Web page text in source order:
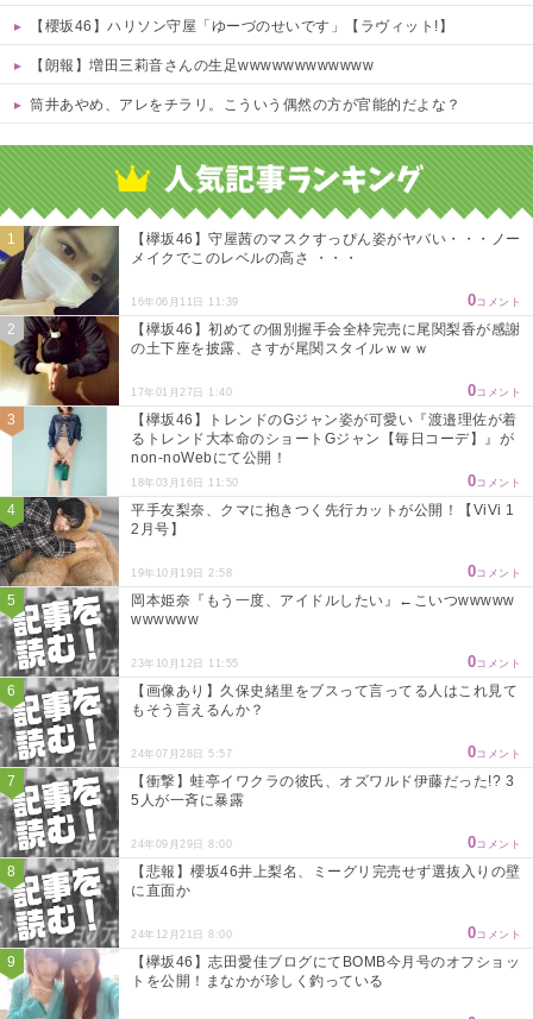
【櫻坂46】ハリソン守屋「ゆーづのせいです」【ラヴィット!】
【朗報】増田三莉音さんの生足wwwwwwwwwwww
筒井あやめ、アレをチラリ。こういう偶然の方が官能的だよな？
【欅坂46】守屋茜のマスクすっぴん姿がヤバい・・・ノー
メイクでこのレベルの高さ ・・・
16年06月11日 11:39 0コメント
【欅坂46】初めての個別握手会全枠完売に尾関梨香が感謝
の土下座を披露、さすが尾関スタイルｗｗｗ
17年01月27日 1:40 0コメント
【欅坂46】トレンドのGジャン姿が可愛い『渡邉理佐が着
るトレンド大本命のショートGジャン【毎日コーデ】』が
non-noWebにて公開！
18年03月16日 11:50 0コメント
平手友梨奈、クマに抱きつく先行カットが公開！【ViVi 1
2月号】
19年10月19日 2:58 0コメント
岡本姫奈『もう一度、アイドルしたい』←こいつwwwww
wwwwww
23年10月12日 11:55 0コメント
【画像あり】久保史緒里をブスって言ってる人はこれ見て
もそう言えるんか？
24年07月28日 5:57 0コメント
【衝撃】蛙亭イワクラの彼氏、オズワルド伊藤だった!? 3
5人が一斉に暴露
24年09月29日 8:00 0コメント
【悲報】櫻坂46井上梨名、ミーグリ完売せず選抜入りの壁
に直面か
24年12月21日 8:00 0コメント
【欅坂46】志田愛佳ブログにてBOMB今月号のオフショッ
トを公開！まなかが珍しく釣っている